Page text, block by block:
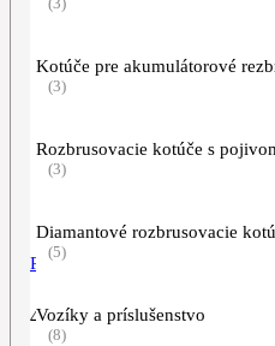
Pieskovací granulát, vedro
40,90€
Kotúče pre akumulátorové
(3)
Rozbrusovacie kotúče s
(3)
Diamantové rozbrusovacie
(5)
Vozíky a príslušenstvo
(8)